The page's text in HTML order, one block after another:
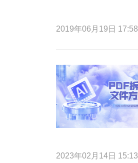
2019年06月19日 17:58
2023年02月14日 15:13